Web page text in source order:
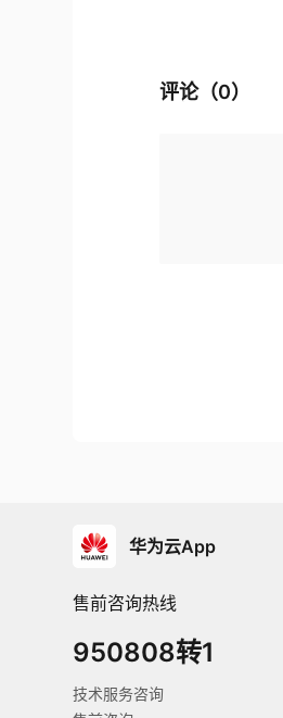
评论（0）
华为云App
售前咨询热线
950808转1
技术服务咨询